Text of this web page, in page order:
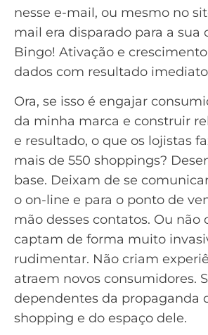
nesse e-mail, ou mesmo no
mail era disparado para a sua
Bingo! Ativação e
dados com resultado
Ora, se isso é engajar
da minha marca e construir
e resultado, o que os lojistas
mais de 550 shoppings?
base. Deixam de se
o on-line e para o ponto de
mão desses contatos. Ou não
captam de forma muito
rudimentar. Não criam
atraem novos consumidores.
dependentes da propaganda
shopping e do espaço dele.